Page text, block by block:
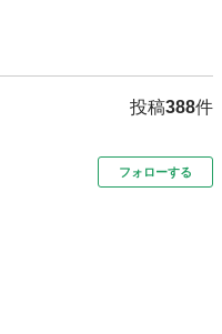
投稿388件
フォローする